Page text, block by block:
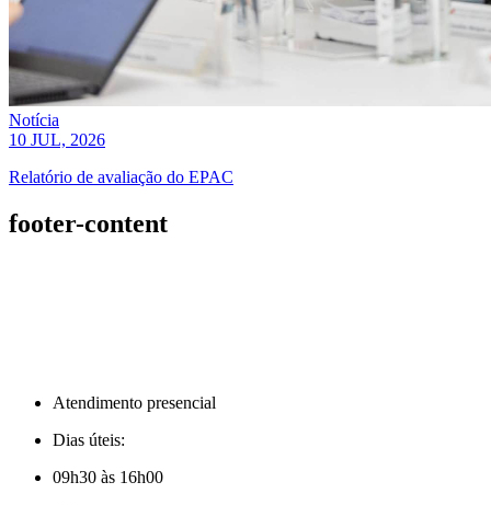
Notícia
10 JUL, 2026
Relatório de avaliação do EPAC
footer-content
Atendimento presencial
Dias úteis:
09h30 às 16h00